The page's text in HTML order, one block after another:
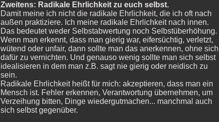
Zweitens: Radikale Ehrlichkeit zu euch selbst.
Damit meine ich nicht die radikale Ehrlichkeit, die ich oft nach
außen praktiziere. Ich meine radikale Ehrlichkeit nach innen.
Das bedeutet weder Selbstabwertung noch Selbstüberhöhung.
Wenn man erkennt, dass man gierig war, eifersüchtig, verletzt,
wütend oder unfair, dann sollte man das anerkennen, ohne sich
dafür zu vernichten. Und genauso wenig sollte man sich selbst
idealisieren in dem man z.B. sagt nie gierig oder neidisch zu
sein.
Radikale Ehrlichkeit heißt für mich: akzeptieren, dass man ein
Mensch ist. Fehler erkennen, Verantwortung übernehmen, um
Verzeihung bitten, Dinge wiedergutmachen... manchmal auch
sich selbst gegenüber.